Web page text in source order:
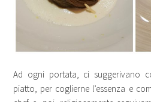
Ad ogni portata, ci suggerivano
piatto, per coglierne l’essenza e